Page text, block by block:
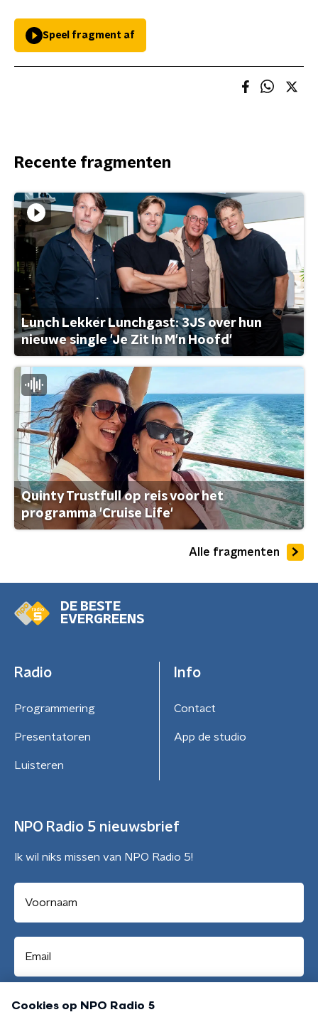
Speel fragment af
Recente fragmenten
Lunch Lekker Lunchgast: 3JS over hun
nieuwe single 'Je Zit In M'n Hoofd'
Quinty Trustfull op reis voor het
programma 'Cruise Life'
Alle fragmenten
DE BESTE
EVERGREENS
Radio
Programmering
Presentatoren
Luisteren
Info
Contact
App de studio
NPO Radio 5 nieuwsbrief
Ik wil niks missen van NPO Radio 5!
Aanmelden